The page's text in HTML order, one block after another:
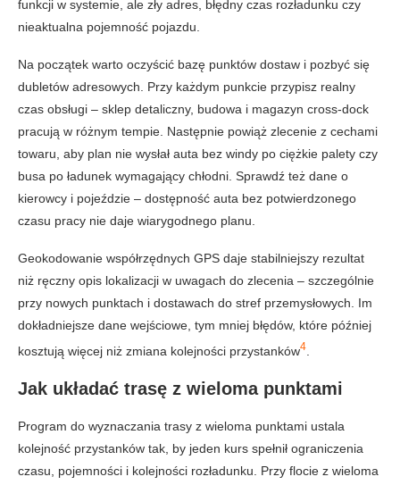
funkcji w systemie, ale zły adres, błędny czas rozładunku czy
nieaktualna pojemność pojazdu.
Na początek warto oczyścić bazę punktów dostaw i pozbyć się
dubletów adresowych. Przy każdym punkcie przypisz realny
czas obsługi – sklep detaliczny, budowa i magazyn cross-dock
pracują w różnym tempie. Następnie powiąż zlecenie z cechami
towaru, aby plan nie wysłał auta bez windy po ciężkie palety czy
busa po ładunek wymagający chłodni. Sprawdź też dane o
kierowcy i pojeździe – dostępność auta bez potwierdzonego
czasu pracy nie daje wiarygodnego planu.
Geokodowanie współrzędnych GPS daje stabilniejszy rezultat
niż ręczny opis lokalizacji w uwagach do zlecenia – szczególnie
przy nowych punktach i dostawach do stref przemysłowych. Im
dokładniejsze dane wejściowe, tym mniej błędów, które później
kosztują więcej niż zmiana kolejności przystanków4
Jak układać trasę z wieloma punktami
Program do wyznaczania trasy z wieloma punktami ustala
kolejność przystanków tak, by jeden kurs spełnił ograniczenia
czasu, pojemności i kolejności rozładunku. Przy flocie z wieloma